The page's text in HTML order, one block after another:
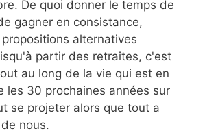
De quoi donner le temps de
gagner en consistance,
alternatives
partir des retraites, c'est
au long de la vie qui est en
les 30 prochaines années sur
se projeter alors que tout a
nous.